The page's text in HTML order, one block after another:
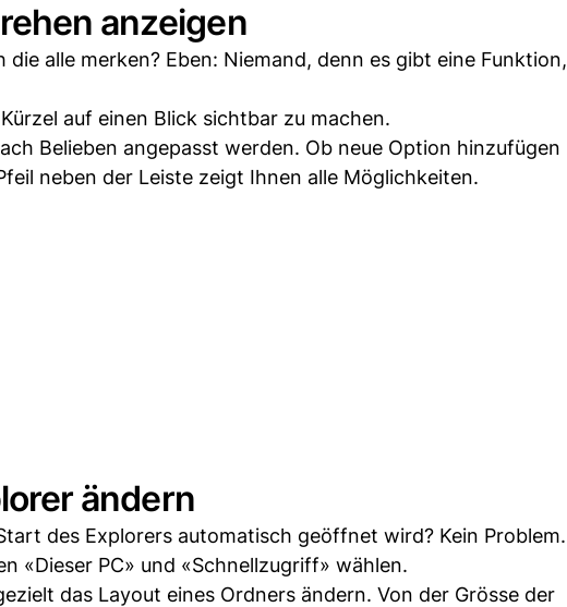
anzeigen
alle merken? Eben: Niemand, denn es gibt eine Funktion,
auf einen Blick sichtbar zu machen.
Belieben angepasst werden. Ob neue Option hinzufügen
neben der Leiste zeigt Ihnen alle Möglichkeiten.
ändern
des Explorers automatisch geöffnet wird? Kein Problem.
«Dieser PC» und «Schnellzugriff» wählen.
das Layout eines Ordners ändern. Von der Grösse der